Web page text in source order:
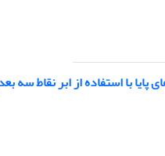
با استفاده از ابر نقاط